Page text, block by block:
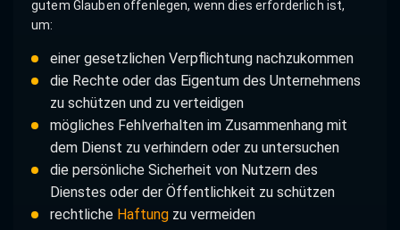
gutem Glauben offenlegen, wenn dies erforderlich ist,
um:
einer gesetzlichen Verpflichtung nachzukommen
die Rechte oder das Eigentum des Unternehmens
zu schützen und zu verteidigen
mögliches Fehlverhalten im Zusammenhang mit
dem Dienst zu verhindern oder zu untersuchen
die persönliche Sicherheit von Nutzern des
Dienstes oder der Öffentlichkeit zu schützen
rechtliche Haftungzu vermeiden